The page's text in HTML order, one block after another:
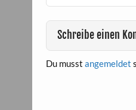
Schreibe einen
Du musst angemeldet